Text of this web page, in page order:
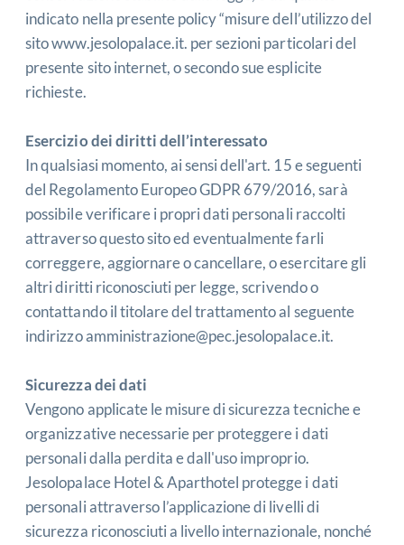
indicato nella presente policy “misure dell’utilizzo del
sitowww.jesolopalace.it. per sezioni particolari del
presente sito internet, o secondo sue esplicite
richieste.
Esercizio dei diritti dell’interessato
In qualsiasi momento, ai sensi dell'art. 15 e seguenti
del Regolamento Europeo GDPR 679/2016, sarà
possibile verificare i propri dati personali raccolti
attraverso questo sito ed eventualmente farli
correggere, aggiornare o cancellare, o esercitare gli
altri diritti riconosciuti per legge, scrivendo o
contattando il titolare del trattamento al seguente
indirizzoamministrazione@pec.jesolopalace.it.
Sicurezza dei dati
Vengono applicate le misure di sicurezza tecniche e
organizzative necessarie per proteggere i dati
personali dalla perdita e dall'uso improprio.
Jesolopalace Hotel & Aparthotel protegge i dati
personali attraverso l’applicazione di livelli di
sicurezza riconosciuti a livello internazionale, nonché